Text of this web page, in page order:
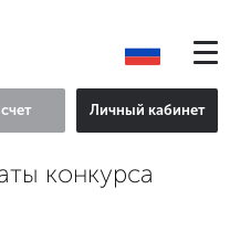
Личный кабинет
конкурса